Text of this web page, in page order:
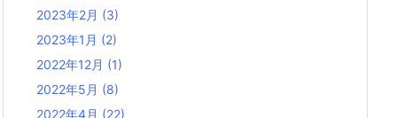
2023年2月 (3)
2023年1月 (2)
2022年12月 (1)
2022年5月 (8)
2022年4月 (22)